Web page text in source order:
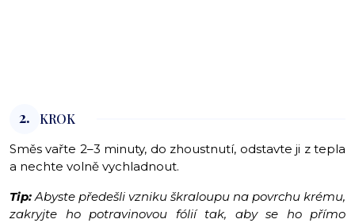
2. KROK
Směs vařte 2–3 minuty, do zhoustnutí, odstavte ji z tepla
a nechte volně vychladnout.
Tip:Abyste předešli vzniku škraloupu na povrchu krému,
zakryjte ho potravinovou fólií tak, aby se ho přímo